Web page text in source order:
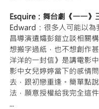
Esquire：舞台劇《一一》
Edward：很多人可能以為
昌導演遺孀彭鎧立談相關
想搬字過紙，也不想創作
洋洋的一封信》是講電影
影中女兒婷婷當下的感情
去，跟初戀重逢。簡單點
法，願意授權給我完全這件
...